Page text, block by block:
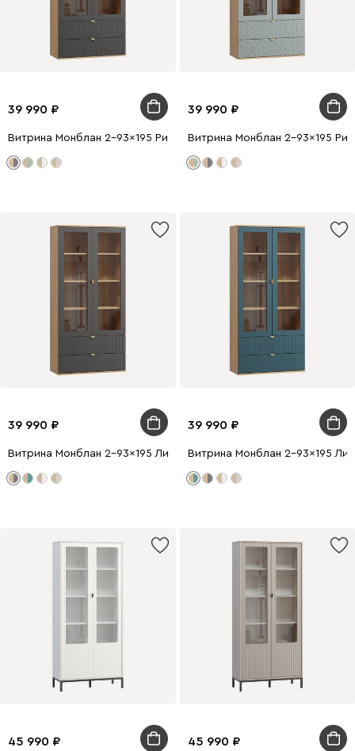
39 990
Витрина Монблан 2-93x195 Ритм Графитовый
39 990
Витрина Монблан 2-93x195
39 990
Витрина Монблан 2-93x195 Линии Графитовый
39 990
Витрина Монблан 2-93x195
45 990 45 990